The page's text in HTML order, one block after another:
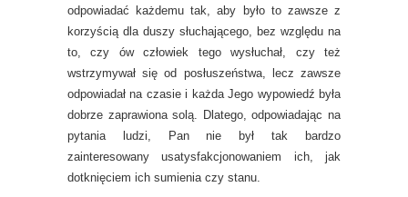
odpowiadać każdemu tak, aby było to zawsze z
korzyścią dla duszy słuchającego, bez względu na
to, czy ów człowiek tego wysłuchał, czy też
wstrzymywał się od posłuszeństwa, lecz zawsze
odpowiadał na czasie i każda Jego wypowiedź była
dobrze zaprawiona solą. Dlatego, odpowiadając na
pytania ludzi, Pan nie był tak bardzo
zainteresowany usatysfakcjonowaniem ich, jak
dotknięciem ich sumienia czy stanu.